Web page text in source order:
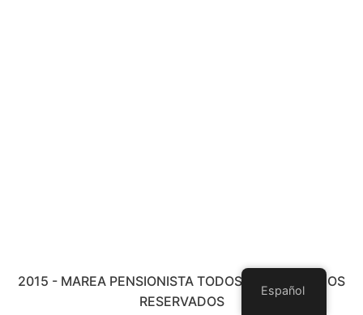
2015 - MAREA PENSIONISTA TODOS LOS DERECHOS
RESERVADOS
Español